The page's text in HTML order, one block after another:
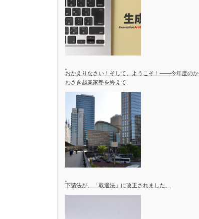
おかえりなさい！そして、ようこそ！――今年度のか
わさき起業家塾を終えて
下請法が、「取適法」に改正されました。